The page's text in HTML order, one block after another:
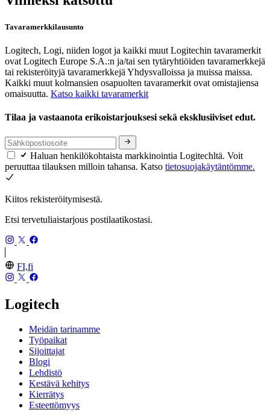
Tavaramerkkilausunto
Logitech, Logi, niiden logot ja kaikki muut Logitechin tavaramerkit
ovat Logitech Europe S.A.:n ja/tai sen tytäryhtiöiden tavaramerkkejä
tai rekisteröityjä tavaramerkkejä Yhdysvalloissa ja muissa maissa.
Kaikki muut kolmansien osapuolten tavaramerkit ovat omistajiensa
omaisuutta. Katso kaikki tavaramerkit
Tilaa ja vastaanota erikoistarjouksesi sekä eksklusiiviset edut.
Haluan henkilökohtaista markkinointia Logitechltä. Voit
peruuttaa tilauksen milloin tahansa. Katso tietosuojakäytäntömme.
Kiitos rekisteröitymisestä.
Etsi tervetuliaistarjous postilaatikostasi.
FI,fi
Logitech
Meidän tarinamme
Työpaikat
Sijoittajat
Blogi
Lehdistö
Kestävä kehitys
Kierrätys
Esteettömyys